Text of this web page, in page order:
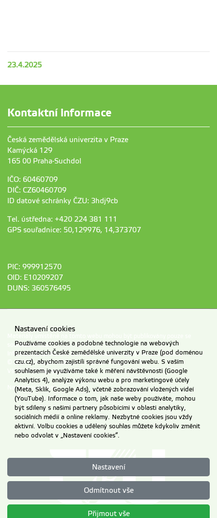
23.4.2025
Kontaktní informace
Česká zemědělská univerzita v Praze
Kamýcká 129
165 00 Praha-Suchdol
IČO: 60460709
DIČ: CZ60460709
ID datové schránky ČZU: 3hdj9cb
Tel. ústředna: +420 224 381 111
GPS souřadnice: 50,129976, 14,373707
PIC: 999912570
OID: E10209207
DUNS: 360576495
souhlasem ČZU.
Informace o zpracování a ochraně osobních údajů na ČZU v Praze.
© 2026 Česká zemědělská univerzita v Praze
Všechna práva vyhrazena
Nastavení cookies
Nastavení cookies
Používáme cookies a podobné technologie na webových
prezentacích České zemědělské univerzity v Praze (pod doménou
czu.cz), abychom zajistili správné fungování webu. S vaším
souhlasem je využíváme také k měření návštěvnosti (Google
Analytics 4), analýze výkonu webu a pro marketingové účely
(Meta, Sklik, Google Ads), včetně zobrazování vložených videí
(YouTube). Informace o tom, jak naše weby používáte, mohou
být sdíleny s našimi partnery působícími v oblasti analytiky,
sociálních médií a online reklamy. Nezbytné cookies jsou vždy
aktivní. Volbu cookies a udělený souhlas můžete kdykoliv změnit
nebo odvolat v „Nastavení cookies“.
Nastavení
Odmítnout vše
Přijmout vše